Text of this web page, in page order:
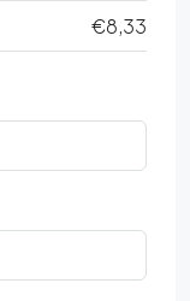
€8,33